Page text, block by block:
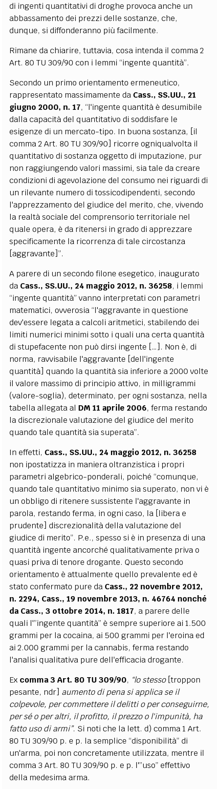
di ingenti quantitativi di droghe provoca anche un
abbassamento dei prezzi delle sostanze, che,
dunque, si diffonderanno più facilmente.
Rimane da chiarire, tuttavia, cosa intenda il comma 2
Art. 80 TU 309/90 con i lemmi “ingente quantità”.
Secondo un primo orientamento ermeneutico,
rappresentato massimamente da Cass., SS.UU., 21
giugno 2000, n. 17, “l'ingente quantità è desumibile
dalla capacità del quantitativo di soddisfare le
esigenze di un mercato-tipo. In buona sostanza, [il
comma 2 Art. 80 TU 309/90] ricorre ogniqualvolta il
quantitativo di sostanza oggetto di imputazione, pur
non raggiungendo valori massimi, sia tale da creare
condizioni di agevolazione del consumo nei riguardi di
un rilevante numero di tossicodipendenti, secondo
l'apprezzamento del giudice del merito, che, vivendo
la realtà sociale del comprensorio territoriale nel
quale opera, è da ritenersi in grado di apprezzare
specificamente la ricorrenza di tale circostanza
[aggravante]”.
A parere di un secondo filone esegetico, inaugurato
da Cass., SS.UU., 24 maggio 2012, n. 36258, i lemmi
“ingente quantità” vanno interpretati con parametri
matematici, ovverosia “l'aggravante in questione
dev'essere legata a calcoli aritmetici, stabilendo dei
limiti numerici minimi sotto i quali una certa quantità
di stupefacente non può dirsi ingente […]. Non è, di
norma, ravvisabile l'aggravante [dell'ingente
quantità] quando la quantità sia inferiore a 2000 volte
il valore massimo di principio attivo, in milligrammi
(valore-soglia), determinato, per ogni sostanza, nella
tabella allegata al DM 11 aprile 2006, ferma restando
la discrezionale valutazione del giudice del merito
quando tale quantità sia superata”.
In effetti, Cass., SS.UU., 24 maggio 2012, n. 36258
non ipostatizza in maniera oltranzistica i propri
parametri algebrico-ponderali, poiché “comunque,
quando tale quantitativo minimo sia superato, non vi è
un obbligo di ritenere sussistente l'aggravante in
parola, restando ferma, in ogni caso, la [libera e
prudente] discrezionalità della valutazione del
giudice di merito”. P.e., spesso si è in presenza di una
quantità ingente ancorché qualitativamente priva o
quasi priva di tenore drogante. Questo secondo
orientamento è attualmente quello prevalente ed è
stato confermato pure da Cass., 22 novembre 2012,
n. 2294, Cass., 19 novembre 2013, n. 46764 nonché
da Cass., 3 ottobre 2014, n. 1817, a parere delle
quali l'”ingente quantità” è sempre superiore ai 1.500
grammi per la cocaina, ai 500 grammi per l'eroina ed
ai 2.000 grammi per la cannabis, ferma restando
l'analisi qualitativa pure dell'efficacia drogante.
Ex comma 3 Art. 80 TU 309/90, “lo stesso [troppon
pesante, ndr] aumento di pena si applica se il
colpevole, per commettere il delitti o per conseguirne,
per sé o per altri, il profitto, il prezzo o l'impunità, ha
fatto uso di armi”. Si noti che la lett. d) comma 1 Art.
80 TU 309/90 p. e p. la semplice “disponibilità” di
un'arma, poi non concretamente utilizzata, mentre il
comma 3 Art. 80 TU 309/90 p. e p. l'”uso” effettivo
della medesima arma.